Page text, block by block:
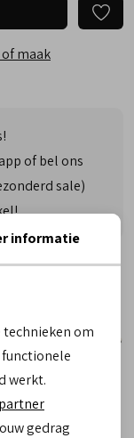
maak
of bel ons
sale)
informatie
technieken om
werkt.
gedrag